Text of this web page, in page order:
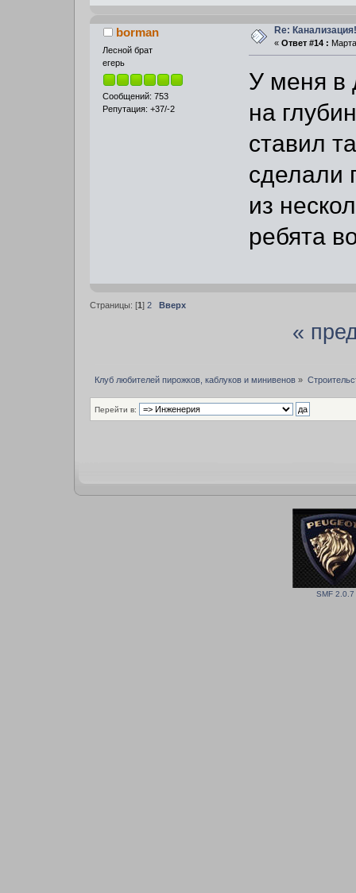
borman
Лесной брат
егерь
Сообщений: 753
Репутация: +37/-2
Re:
« Ответ #14 :
У меня в
на
ставил
сделали
из
ребята
Страницы: [1]2 Вверх
«
Клуб любителей пирожков, каблуков и минивенов »
Перейти в:
SMF 2.0.7